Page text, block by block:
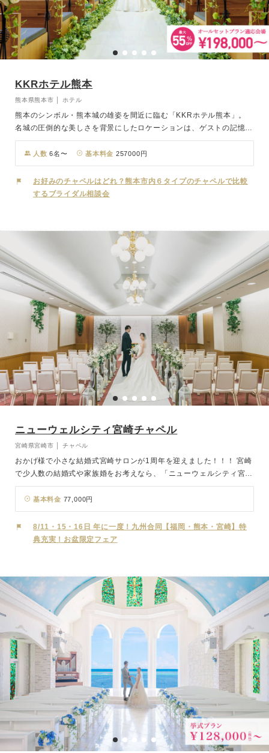
KKRホテル熊本
熊本県熊本市 │ ホテル
熊本のシンボル・熊本城の雄姿を間近に臨む「KKRホテル熊本」。
名城の圧倒的な美しさを背景にしたロケーションは、ゲストの記憶に
深く刻まれる最高のおもてなしとなります。 少人数でのアットホー
ムな披露宴・パーティーに最適な会場をご用意。こだわりの料理を楽
しみながら、大切な方々とゆっくりと言葉を交わす、穏やかな時間を
ご提案します。 熊本城に見守られながら、おふたりの新しい物語を
ここから始めませんか。
人数 6名〜 基本料金 257000円
お好みのチャペルはどれ？熊本市内６タイプのチャペルで比較
するブライダル相談会
ニューウェルシティ宮崎チャペル
宮崎県宮崎市 │ チャペル
おかげ様で小さな結婚式宮崎サロンが1周年を迎えました！！！ 宮崎
で少人数の結婚式や家族婚をお考えなら、「ニューウェルシティ宮崎
チャペル」へ。 宮崎駅から徒歩3分の好立地にある当会場は、アクセ
スも良く、親御様やゲストにも安心してお越しいただけます。 チャ
ペル「アンジェラス」では、温もりに満ちた空間で、ゲストとの距離
が近く、家族のまなざしに包まれるアットホームなチャペルウェディ
ングが実現します。披露宴には、テイストの異なる3つのバンケット
和のスタイルをご希望の方にもおすすめです。チャペル式・神前式と
もに、おふたりの理想の結婚式スタイルに合わせてご提案いたしま
す。 「派手な演出より、心から伝えたい想いを大切にしたい」 そん
なおふたりの理想の結婚式を、私たちが一緒にカタチにいたします。
基本料金 77,000円
8/11・15・16日 年に一度！九州合同【福岡・熊本・宮崎】特
典充実！お盆限定フェア